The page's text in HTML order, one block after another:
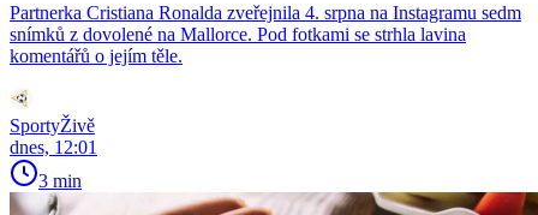
Partnerka Cristiana Ronalda zveřejnila 4. srpna na Instagramu sedm
snímků z dovolené na Mallorce. Pod fotkami se strhla lavina
komentářů o jejím těle.
SportyŽivě
dnes, 12:01
3 min